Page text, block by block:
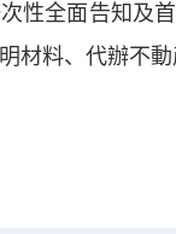
性全面告知及
材料、代辦不